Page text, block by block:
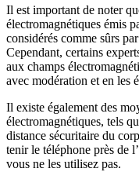
Il est important de noter
électromagnétiques émis
considérés comme sûrs
Cependant, certains
aux champs
avec modération et en les
Il existe également des
électromagnétiques, tels
distance sécuritaire du
tenir le téléphone près de
vous ne les utilisez pas.